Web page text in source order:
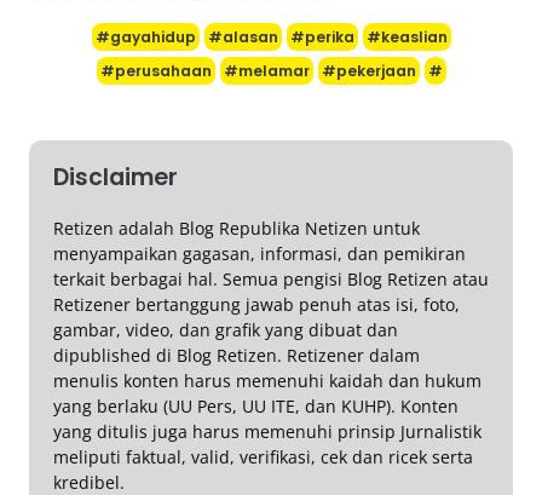
#gayahidup #alasan #perika
#keaslian
#perusahaan
#melamar #pekerjaan #
Disclaimer
Retizen adalah Blog Republika Netizen untuk
menyampaikan gagasan, informasi, dan pemikiran
terkait berbagai hal. Semua pengisi Blog Retizen atau
Retizener bertanggung jawab penuh atas isi, foto,
gambar, video, dan grafik yang dibuat dan
dipublished di Blog Retizen. Retizener dalam
menulis konten harus memenuhi kaidah dan hukum
yang berlaku (UU Pers, UU ITE, dan KUHP). Konten
yang ditulis juga harus memenuhi prinsip Jurnalistik
meliputi faktual, valid, verifikasi, cek dan ricek serta
kredibel.